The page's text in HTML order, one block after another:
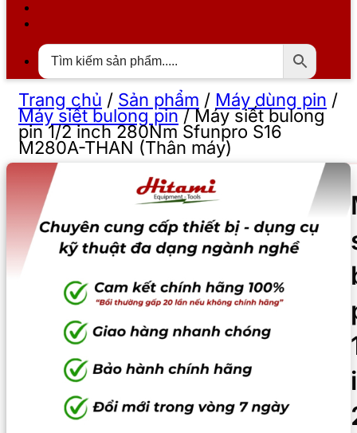
Trang chủ / Sản phẩm / Máy dùng pin /
Máy siết bulong pin/Máy siết bulong
pin 1/2 inch 280Nm Sfunpro S16
M280A-THAN (Thân máy)